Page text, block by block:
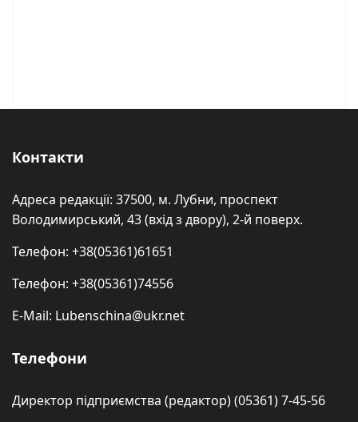
Контакти
Адреса редакції: 37500, м. Лубни, проспект
Володимирський, 43 (вхід з двору), 2-й поверх.
Телефон: +38(05361)61651
Телефон: +38(05361)74556
E-Mail: Lubenschina@ukr.net
Телефони
Директор підприємства (редактор) (05361) 7-45-56